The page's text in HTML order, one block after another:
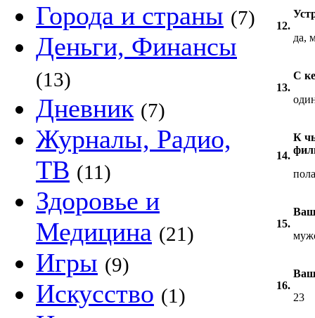
Города и страны (7)
Деньги, Финансы
(13)
Дневник (7)
Журналы, Радио,
ТВ (11)
Здоровье и
Медицина (21)
Игры (9)
Искусство (1)
12.
да,
13.
С
14.
К
15.
16.
Ваш
23